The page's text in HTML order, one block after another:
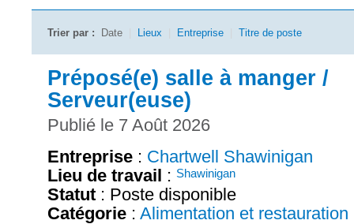
Trier par : Date Lieux Entreprise Titre de poste
Préposé(e) salle à manger /
Serveur(euse)
Publié le 7 Août 2026
Entreprise : Chartwell Shawinigan
Lieu de travail : Shawinigan
Statut : Poste disponible
Catégorie : Alimentation et restauration